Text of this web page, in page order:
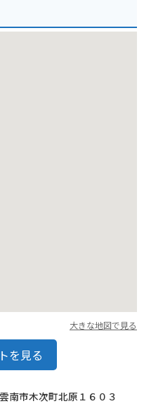
地元の味が楽しめます。
大きな地図で見る
を見る
南市木次町北原１６０３